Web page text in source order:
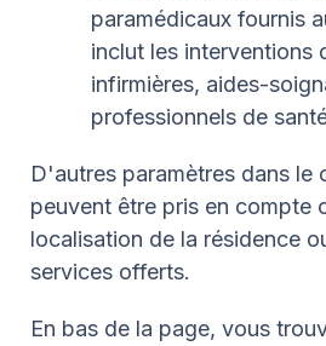
paramédicaux fournis
inclut les interventions
infirmières, aides-
professionnels de
D'autres paramètres dans le
peuvent être pris en compte
localisation de la résidence
services offerts.
En bas de la page, vous